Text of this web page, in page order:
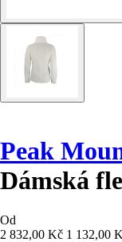
Peak
Dámská
Od
2 832,00 Kč 1 132,00